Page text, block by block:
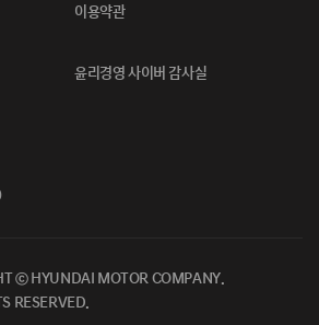
이용약관
윤리경영 사이버 감사실
ⓒ HYUNDAI MOTOR COMPANY.
RESERVED.